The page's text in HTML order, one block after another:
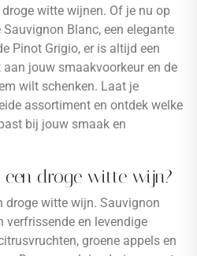
witte wijnen. Of je nu op
Blanc, een elegante
Pinot Grigio, er is altijd een
jouw smaakvoorkeur en de
wilt schenken. Laat je
assortiment en ontdek welke
bij jouw smaak en
een droge witte wijn?
droge witte wijn. Sauvignon
verfrissende en levendige
groene appels en